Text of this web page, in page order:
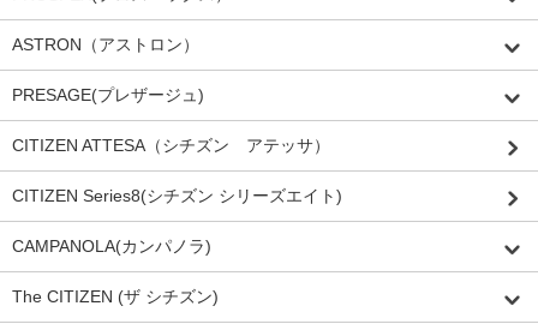
ASTRON（アストロン）
PRESAGE(プレザージュ)
CITIZEN ATTESA（シチズン アテッサ）
CITIZEN Series8(シチズン シリーズエイト)
CAMPANOLA(カンパノラ)
The CITIZEN (ザ シチズン)